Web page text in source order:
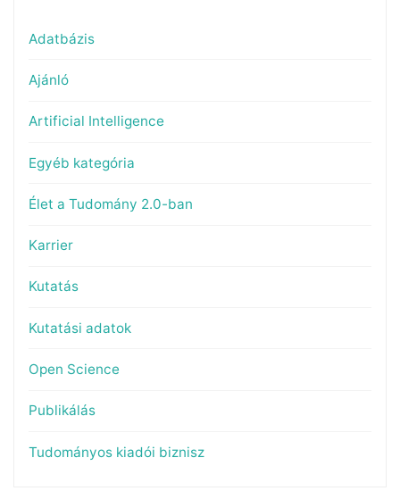
Adatbázis
Ajánló
Artificial Intelligence
Egyéb kategória
Élet a Tudomány 2.0-ban
Karrier
Kutatás
Kutatási adatok
Open Science
Publikálás
Tudományos kiadói biznisz